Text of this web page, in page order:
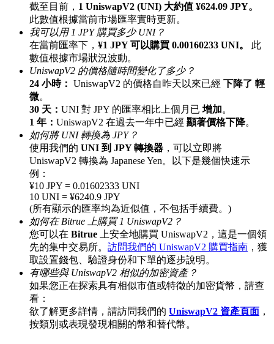
邀请好友
邀請朋友獲得現金獎勵
BTC 專享獎勵
BTC 專享獎勵
充值並交易BTC瓜分 25,000 USDT 獎池！
截至目前， 1 UniswapV2 (UNI) 大約值 ¥624.09 JPY。
此數值根據當前市場匯率實時更新。
我可以用 1 JPY 購買多少 UNI？
在當前匯率下， ¥1 JPY 可以購買 0.00160233 UNI。
此
數值根據市場狀況波動。
UniswapV2 的價格隨時間變化了多少？
24 小時： UniswapV2 的價格自昨天以來已經 下降了 輕
微。
30 天： UNI 對 JPY 的匯率相比上個月已 增加。
1 年： UniswapV2 在過去一年中已經 顯著價格下降。
如何將 UNI 轉換為 JPY？
使用我們的 UNI 到 JPY 轉換器 ，可以立即將
UniswapV2 轉換為 Japanese Yen。以下是幾個快速示
例：
¥10 JPY = 0.01602333 UNI
10 UNI = ¥6240.9 JPY
(所有顯示的匯率均為近似值，不包括手續費。)
如何在 Bitrue 上購買 1 UniswapV2？
您可以在 Bitrue 上安全地購買 UniswapV2，這是一個領
先的集中交易所。 訪問我們的 UniswapV2 購買指南 ，獲
取設置錢包、驗證身份和下單的逐步說明。
有哪些與 UniswapV2 相似的加密資產？
如果您正在探索具有相似市值或特徵的加密貨幣，請查
看：
欲了解更多詳情，請訪問我們的 UniswapV2 資產頁面 ，
按類別或表現發現相關的幣和替代幣。